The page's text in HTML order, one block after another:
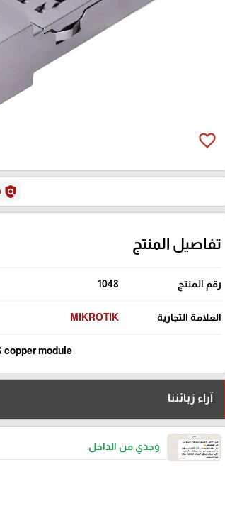
favorite_border
policy
تفاصيل المنتج
رقم المنتج 1048
العلامة التجارية MIKROTIK
copper module
آراء زبائننا
وجدي من الداخل